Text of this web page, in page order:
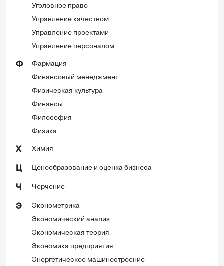
Уголовное право
Управление качеством
Управление проектами
Управление персоналом
Ф
Фармация
Финансовый менеджмент
Физическая культура
Финансы
Философия
Физика
Х Химия
Ц Ценообразование и оценка бизнеса
Ч Черчение
Э
Эконометрика
Экономический анализ
Экономическая теория
Экономика предприятия
Энергетическое машиностроение